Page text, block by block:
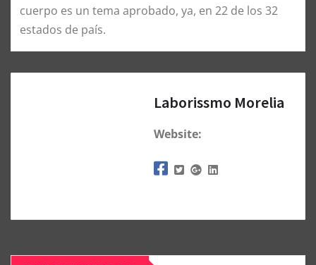
cuerpo es un tema aprobado, ya, en 22 de los 32
estados de país.
Laborissmo Morelia
Website: